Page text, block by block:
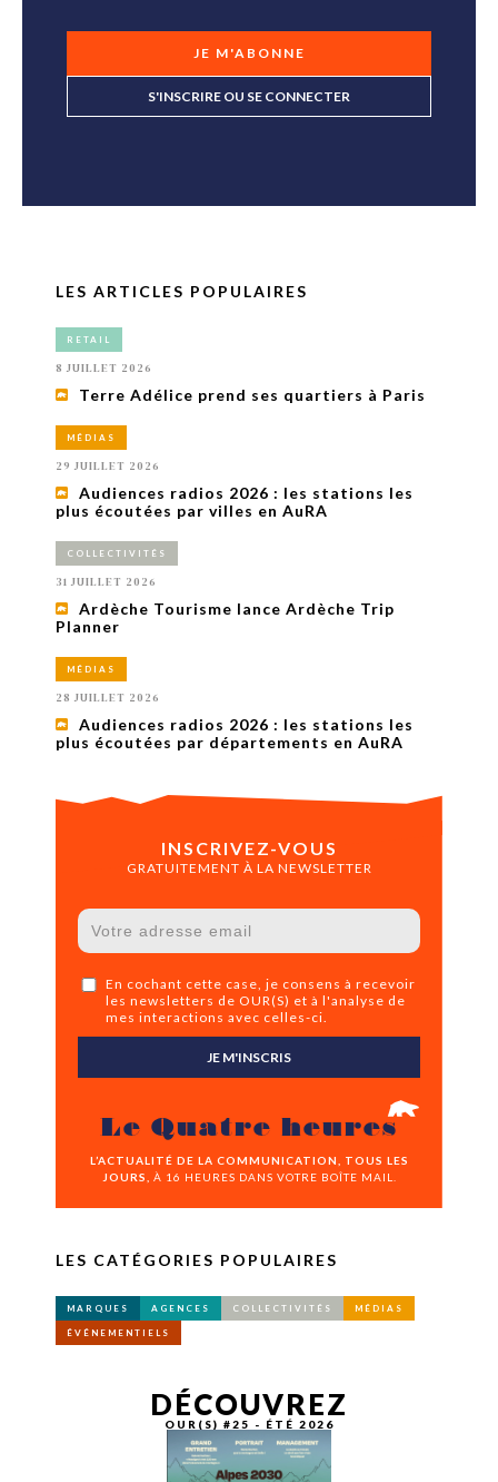
JE M'ABONNE
S'INSCRIRE OU SE CONNECTER
LES ARTICLES POPULAIRES
RETAIL
8 JUILLET 2026
Terre Adélice prend ses quartiers à Paris
MÉDIAS
29 JUILLET 2026
Audiences radios 2026 : les stations les
plus écoutées par villes en AuRA
COLLECTIVITÉS
31 JUILLET 2026
Ardèche Tourisme lance Ardèche Trip
Planner
MÉDIAS
28 JUILLET 2026
Audiences radios 2026 : les stations les
plus écoutées par départements en AuRA
INSCRIVEZ-VOUS
GRATUITEMENT À LA NEWSLETTER
En cochant cette case, je consens à recevoir
les newsletters de OUR(S) et à l'analyse de
mes interactions avec celles-ci.
JE M'INSCRIS
Le Quatre heures
L’ACTUALITÉ DE LA COMMUNICATION, TOUS LES
JOURS,
À 16 HEURES DANS VOTRE BOÎTE MAIL.
LES CATÉGORIES POPULAIRES
MARQUES AGENCES COLLECTIVITÉS MÉDIAS
ÉVÉNEMENTIELS
DÉCOUVREZ
OUR(S) #25 - ÉTÉ 2026